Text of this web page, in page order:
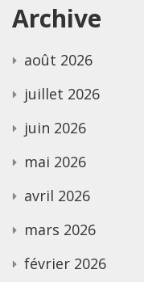
Archive
août 2026
juillet 2026
juin 2026
mai 2026
avril 2026
mars 2026
février 2026